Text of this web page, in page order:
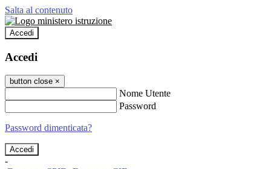
Salta al contenuto
Accedi
Accedi
button close ×
Nome Utente
Password
Password dimenticata?
-